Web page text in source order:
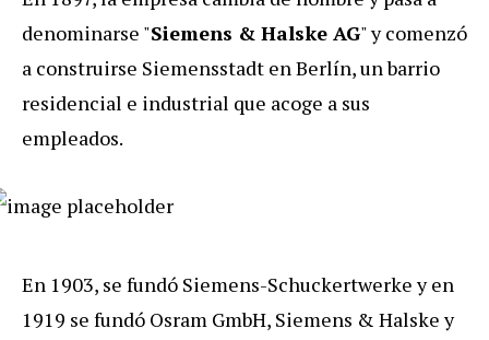
denominarse "Siemens & Halske AG" y comenzó
a construirse Siemensstadt en Berlín, un barrio
residencial e industrial que acoge a sus
empleados.
En 1903, se fundó Siemens-Schuckertwerke y en
1919 se fundó Osram GmbH, Siemens & Halske y